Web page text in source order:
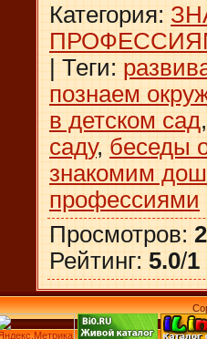
Категория:
| Теги:
познаем
в детском сад
саду, беседы
знакомим
профессиями
Просмотров:
Рейтинг: 5.0/1